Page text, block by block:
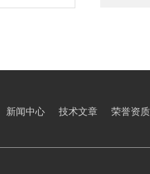
新闻中心 技术文章 荣誉资质